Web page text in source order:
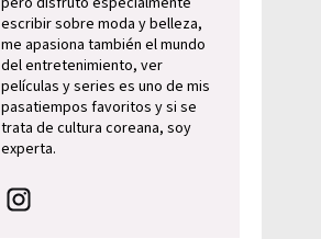
escribir sobre moda y belleza,
me apasiona también el mundo
del entretenimiento, ver
películas y series es uno de mis
pasatiempos favoritos y si se
trata de cultura coreana, soy
experta.